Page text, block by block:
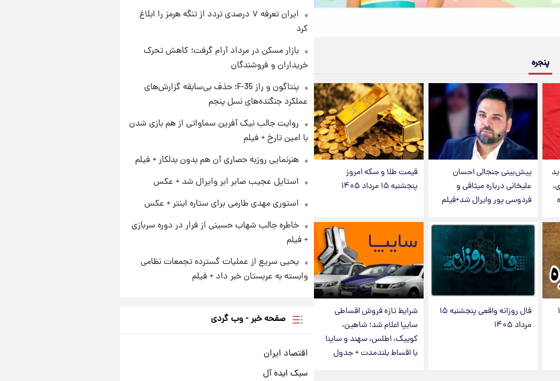
پنجره
پیش‌بینی جنجالی احسان
علیخانی درباره میثاقی و
فردوسی پور وایرال شد+فیلم
قیمت طلا و سکه امروز
پنجشنبه ۱۵ مرداد ۱۴۰۵
۱۵
فال روزانه واقعی پنجشنبه ۱۵
مرداد ۱۴۰۵
شرایط تازه فروش اقساطی
سایپا اعلام شد؛ شاهین،
کوییک، اطلس، سهند و ساینا
با اقساط بلندمدت + جدول
ایران تعرفه ۷ درصدی تردد از تنگه هرمز را ابلاغ
کرد
بازار مسکن در مرداد آرام گرفت؛ کاهش تحرک
خریداران و فروشندگان
پنتاگون و راز F-35؛ حذف بی‌سابقه گزارش‌های
عملکرد جنگنده‌های نسل پنجم
روایت جالب نیک آفرین سماواتی از هم بازی شدن
با امین تارخ + فیلم
هنرنمایی روزبه حصاری آن هم بدون بدلکار + فیلم
استایل عجیب صابر ابر وایرال شد + عکس
استوری مهدی طارمی برای ستاره اینتر + عکس
خاطره جالب شهاب حسینی از فرار در دوره سربازی
+ فیلم
یحیی سریع از عملیات گسترده تجمعات نظامی
وابسته به عربستان خبر داد + فیلم
صفحه خبر - وب گردی
اقتصاد ایران
سبک ایده آل